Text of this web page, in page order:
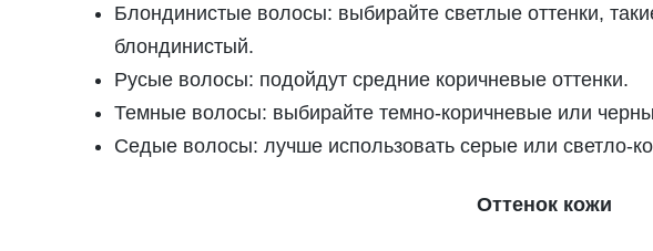
Блондинистые волосы: выбирайте светлые оттенки,
блондинистый.
Русые волосы: подойдут средние коричневые оттенки.
Темные волосы: выбирайте темно-коричневые или
Седые волосы: лучше использовать серые или светло-
Оттенок кожи